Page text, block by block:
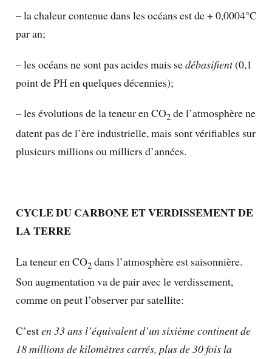
– la chaleur contenue dans les océans est de + 0,0004°C
par an;
– les océans ne sont pas acides mais sedébasifient(0,1
point de PH en quelques décennies);
– les évolutions de la teneur en CO2de l’atmosphère ne
datent pas de l’ère industrielle, mais sont vérifiables sur
plusieurs millions ou milliers d’années.
CYCLE DU CARBONE ET VERDISSEMENT DE
LA TERRE
La teneur en CO2dans l’atmosphère est saisonnière.
Son augmentation va de pair avec le verdissement,
comme on peut l’observer par satellite:
C’esten 33 ans l’équivalent d’un sixième continent de
18 millions de kilomètres carrés, plus de 30 fois la